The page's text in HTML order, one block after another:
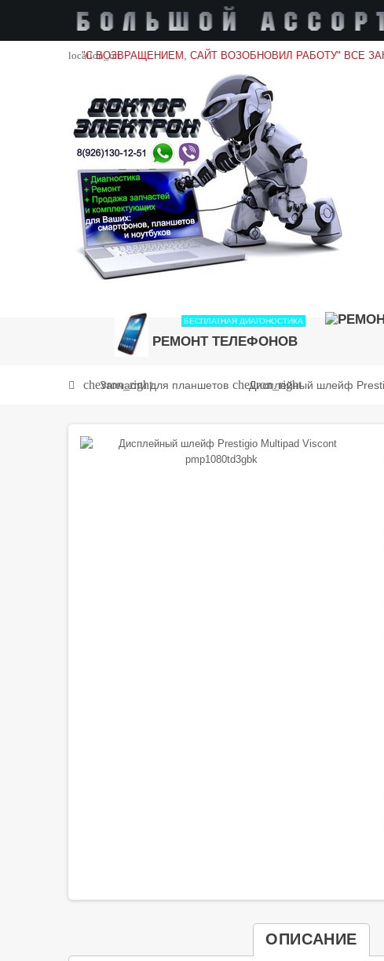
location_on
"С ВОЗВРАЩЕНИЕМ, САЙТ ВОЗОБНОВИЛ РАБОТУ" ВСЕ
РЕМОНТ ТЕЛЕФОНОВ
БЕСПЛАТНАЯ ДИАГОНОСТИКА
chevron_right
Запчасти для планшетов chevron_right
Дисплейный шлейф
ОПИСАНИЕ